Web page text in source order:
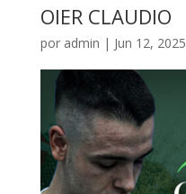
OIER CLAUDIO
por admin | Jun 12, 2025